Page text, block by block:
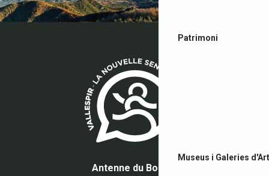
Patrimoni
Museus i Galeries d'Art
Antenne du Boulou